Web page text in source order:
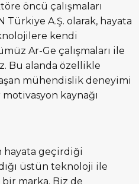
öncü çalışmaları
Türkiye A.Ş. olarak, hayata
kendi
Ar-Ge çalışmaları ile
Bu alanda özellikle
aşan mühendislik deneyimi
kaynağı
hayata geçirdiği
üstün teknoloji ile
marka. Biz de